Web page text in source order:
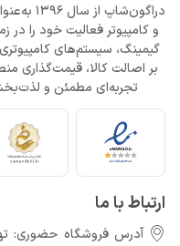
و کامپیوتر فعالیت خود را
گیمینگ، سیستم‌های
بر اصالت کالا، قیمت‌گذاری
تجربه‌ای مطمئن و لذت‌بخش
ارتباط با ما
آدرس فروشگاه حضوری: